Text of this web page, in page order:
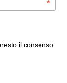
*
il consenso